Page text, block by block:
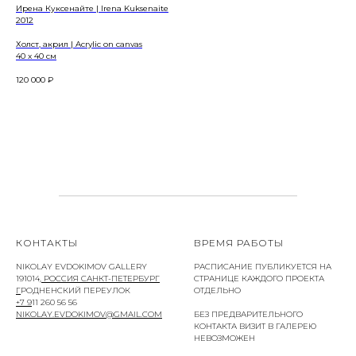
Ирена Куксенайте | Irena Kuksenaite
2012
Холст, акрил | Acrylic on canvas
40 x 40 см
120 000 ₽
КОНТАКТЫ
NIKOLAY EVDOKIMOV GALLERY
191014, РОССИЯ САНКТ-ПЕТЕРБУРГ
ГРОДНЕНСКИЙ ПЕРЕУЛОК
+7 911 260 56 56
NIKOLAY.EVDOKIMOV@GMAIL.COM
ВРЕМЯ РАБОТЫ
РАСПИСАНИЕ ПУБЛИКУЕТСЯ НА
СТРАНИЦЕ КАЖДОГО ПРОЕКТА
ОТДЕЛЬНО
БЕЗ ПРЕДВАРИТЕЛЬНОГО
КОНТАКТА ВИЗИТ В ГАЛЕРЕЮ
НЕВОЗМОЖЕН